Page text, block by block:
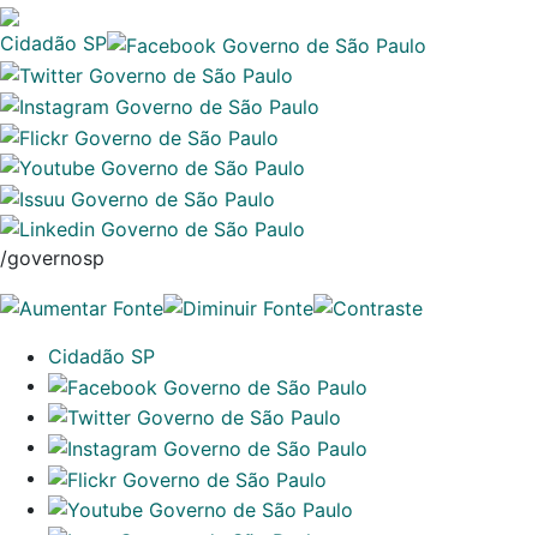
Cidadão SP
/governosp
Cidadão SP